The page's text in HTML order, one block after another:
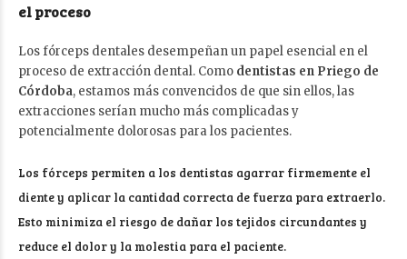
el proceso
Los fórceps dentales desempeñan un papel esencial en el
proceso de extracción dental. Como dentistas en Priego de
Córdoba, estamos más convencidos de que sin ellos, las
extracciones serían mucho más complicadas y
potencialmente dolorosas para los pacientes.
Los fórceps permiten a los dentistas agarrar firmemente el
diente y aplicar la cantidad correcta de fuerza para extraerlo.
Esto minimiza el riesgo de dañar los tejidos circundantes y
reduce el dolor y la molestia para el paciente.